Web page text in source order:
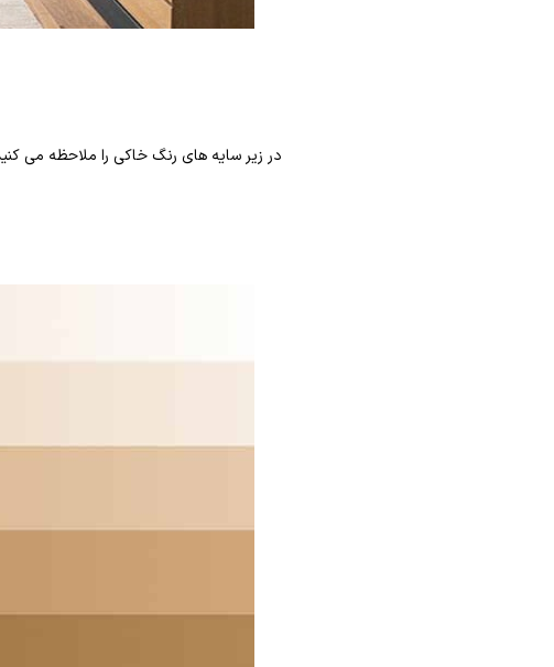
در زیر سایه های رنگ خاکی را ملاحظه می